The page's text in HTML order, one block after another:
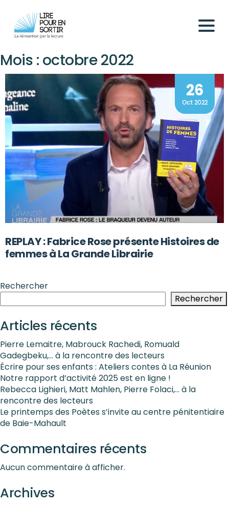
Mois : octobre 2022
26
Oct 2022
REPLAY : Fabrice Rose présente Histoires de
femmes à La Grande Librairie
Rechercher
Rechercher
Articles récents
Pierre Lemaitre, Mabrouck Rachedi, Romuald
Gadegbeku,… à la rencontre des lecteurs
Écrire pour ses enfants : Ateliers contes à La Réunion
Notre rapport d’activité 2025 est en ligne !
Rebecca Lighieri, Matt Mahlen, Pierre Folaci,… à la
rencontre des lecteurs
Le printemps des Poètes s’invite au centre pénitentiaire
de Baie-Mahault
Commentaires récents
Aucun commentaire à afficher.
Archives